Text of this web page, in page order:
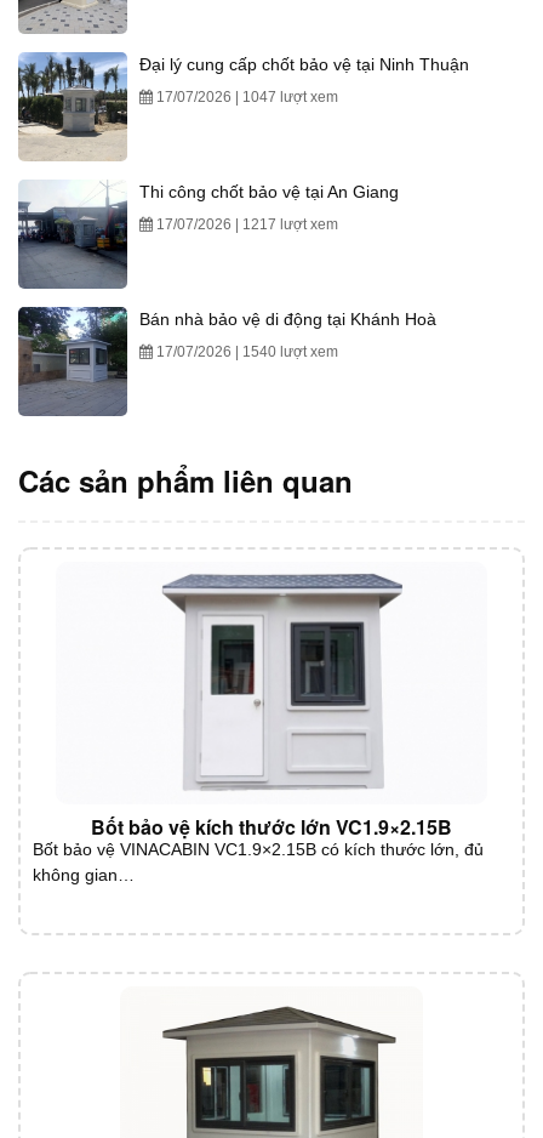
Đại lý cung cấp chốt bảo vệ tại Ninh Thuận
17/07/2026 | 1047 lượt xem
Thi công chốt bảo vệ tại An Giang
17/07/2026 | 1217 lượt xem
Bán nhà bảo vệ di động tại Khánh Hoà
17/07/2026 | 1540 lượt xem
Các sản phẩm liên quan
Bốt bảo vệ kích thước lớn VC1.9×2.15B
Bốt bảo vệ VINACABIN VC1.9×2.15B có kích thước lớn, đủ
không gian…